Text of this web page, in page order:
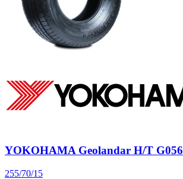
YOKOHAMA Geolandar H/T G056
255/70/15